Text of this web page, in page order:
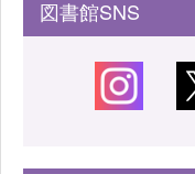
図書館SNS